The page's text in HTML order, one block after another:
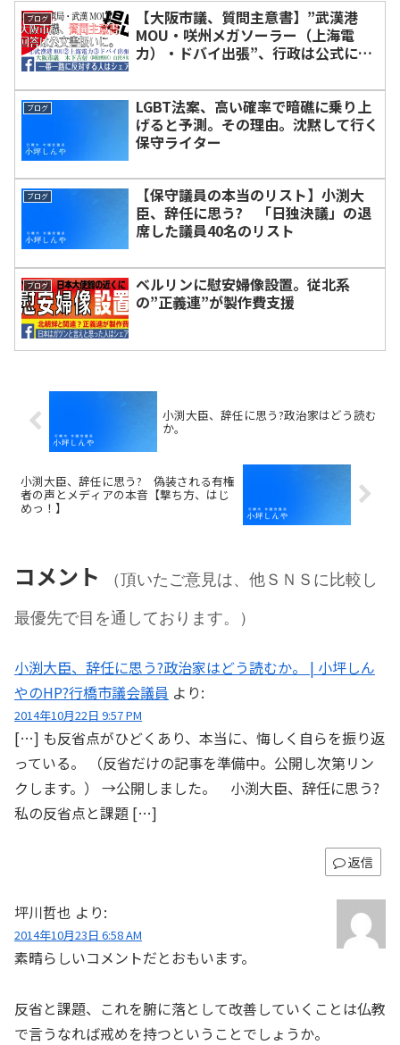
ブログ
【大阪市議、質問主意書】”武漢港
MOU・咲州メガソーラー（上海電
力）・ドバイ出張”、行政は公式に回
野区）
ブログ
LGBT法案、高い確率で暗礁に乗り上
げると予測。その理由。沈黙して行く
保守ライター
ブログ
【保守議員の本当のリスト】小渕大
臣、辞任に思う? 「日独決議」の退
席した議員40名のリスト
ブログ
ベルリンに慰安婦像設置。従北系
の”正義連”が製作費支援
小渕大臣、辞任に思う?政治家はどう読む
か。
小渕大臣、辞任に思う? 偽装される有権
者の声とメディアの本音【撃ち方、はじ
めっ！】
コメント
（頂いたご意見は、他ＳＮＳに比較し
最優先で目を通しております。）
小渕大臣、辞任に思う?政治家はどう読むか。 | 小坪しん
やのHP?行橋市議会議員 より:
2014年10月22日 9:57 PM
[…] も反省点がひどくあり、本当に、悔しく自らを振り返
っている。 （反省だけの記事を準備中。公開し次第リン
クします。） →公開しました。 小渕大臣、辞任に思う?
私の反省点と課題 […]
返信
坪川哲也 より:
2014年10月23日 6:58 AM
素晴らしいコメントだとおもいます。
反省と課題、これを腑に落として改善していくことは仏教
で言うなれば戒めを持つということでしょうか。